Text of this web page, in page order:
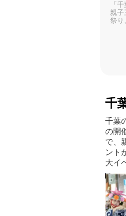
「
親子
祭り
千
千葉
の開
で、
ント
大イ